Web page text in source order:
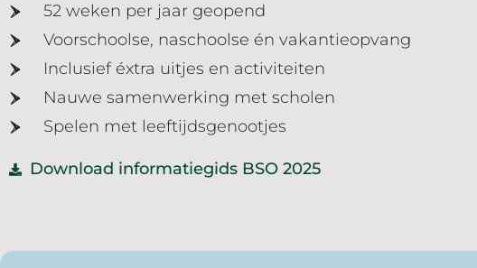
52 weken per jaar geopend
Voorschoolse, naschoolse én vakantieopvang
Inclusief éxtra uitjes en activiteiten
Nauwe samenwerking met scholen
Spelen met leeftijdsgenootjes
Download informatiegids BSO 2025